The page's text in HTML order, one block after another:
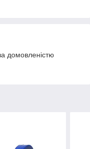
домовленістю